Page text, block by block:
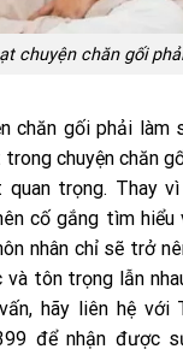
chuyện chăn gối
chăn gối phải làm
chuyện chăn
trọng. Thay
cố gắng tìm
nhân chỉ sẽ trở
tôn trọng lẫn
hãy liên hệ với
để nhận được